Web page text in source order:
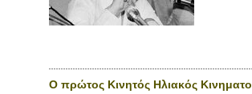
Ο πρώτος Κινητός Ηλιακός